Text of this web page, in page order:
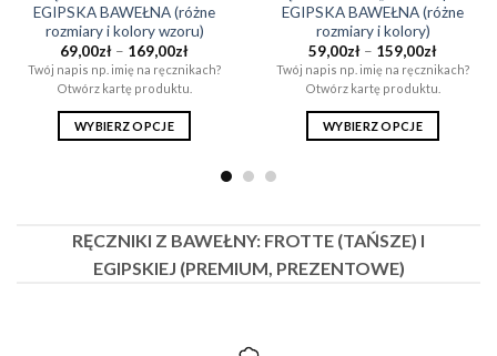
EGIPSKA BAWEŁNA (różne
rozmiary i kolory wzoru)
69,00zł – 169,00złZakres
cen:
od
69,00zł
do
Twój napis np. imię na ręcznikach?
Otwórz kartę produktu.
WYBIERZ OPCJE
wariantów.
Opcje
EGIPSKA BAWEŁNA (różne
rozmiary i kolory)
59,00zł – 159,00złZakres
cen:
od
59,00zł
do
Twój napis np. imię na ręcznikach?
Otwórz kartę produktu.
WYBIERZ OPCJE
wariantów.
Opcje
RĘCZNIKI Z BAWEŁNY: FROTTE (TAŃSZE) I
EGIPSKIEJ (PREMIUM, PREZENTOWE)